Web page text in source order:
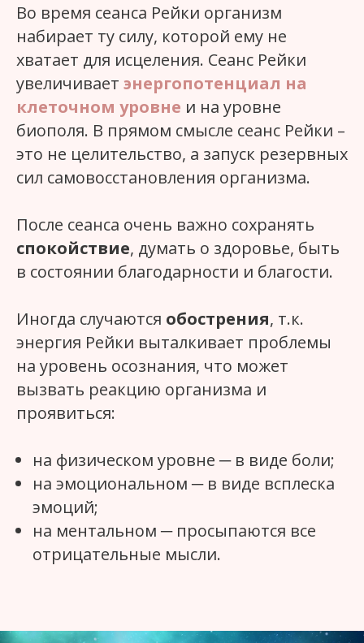
Во время сеанса Рейки организм
набирает ту силу, которой ему не
хватает для исцеления. Сеанс Рейки
увеличивает энергопотенциал на
клеточном уровне и на уровне
биополя. В прямом смысле сеанс Рейки –
это не целительство, а запуск резервных
сил самовосстановления организма.
После сеанса очень важно сохранять
спокойствие, думать о здоровье, быть
в состоянии благодарности и благости.
Иногда случаются обострения, т.к.
энергия Рейки выталкивает проблемы
на уровень осознания, что может
вызвать реакцию организма и
проявиться:
на физическом уровне ─ в виде боли;
на эмоциональном ─ в виде всплеска
эмоций;
на ментальном ─ просыпаются все
отрицательные мысли.